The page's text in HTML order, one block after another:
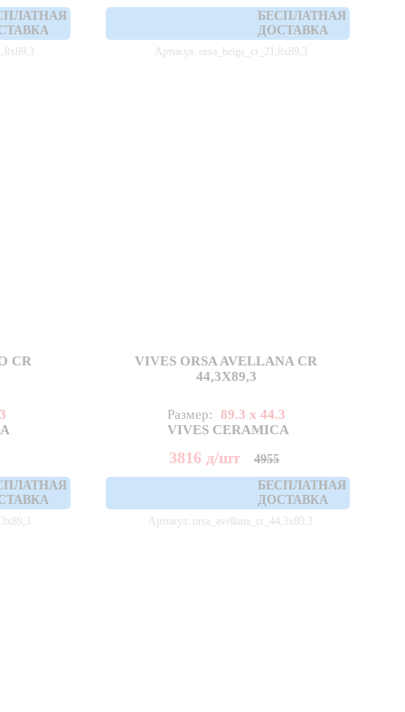
БЕСПЛАТНАЯ
ДОСТАВКА
Артикул: orsa_beige_cr_21,8x89,3
CR
VIVES ORSA AVELLANA CR
44,3X89,3
Размер:
89.3 x 44.3
VIVES CERAMICA
3816 д/шт
4955
БЕСПЛАТНАЯ
ДОСТАВКА
Артикул: orsa_avellana_cr_44,3x89,3